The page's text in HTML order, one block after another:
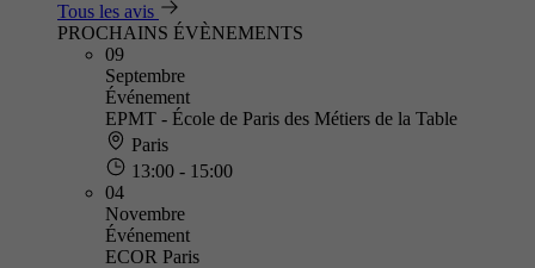
Tous les avis
PROCHAINS ÉVÈNEMENTS
09
Septembre
Événement
EPMT - École de Paris des Métiers de la Table
Paris
13:00 - 15:00
04
Novembre
Événement
ECOR Paris